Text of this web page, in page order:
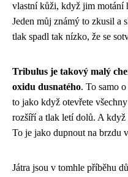
vlastní kůži, když jim motání
Jeden můj známý to zkusil a
tlak spadl tak nízko, že se
Tribulus je takový malý
oxidu dusnatého. To samo
to jako když otevřete
rozšíří a tlak letí dolů. A když
To je jako dupnout na brzdu
Játra jsou v tomhle příběhu